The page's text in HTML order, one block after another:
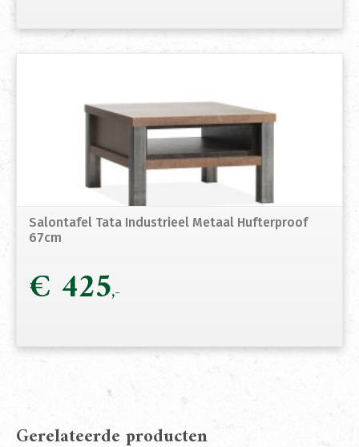
Salontafel Tata Industrieel Metaal Hufterproof
67cm
€ 425
Gerelateerde producten